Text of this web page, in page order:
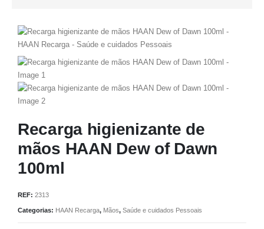
Recarga higienizante de
mãos HAAN Dew of Dawn
100ml
REF: 2313
Categorias: HAAN Recarga, Mãos, Saúde e cuidados Pessoais